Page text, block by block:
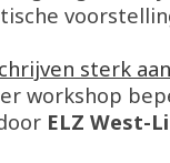
sterk
workshop
ELZ West-